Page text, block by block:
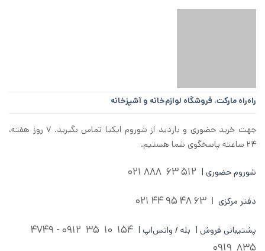
راه‌راه مارکت، فروشگاه لوازم‌خانه و آشپزخانه
جهت خرید حضوری و بازدید از شوروم ایکیا تماس بگیرید. ۷ روز هفته،
۲۴ ساعته پاسخگوی شما هستیم.
شوروم حضوری | 512 63 888 021
دفتر مرکزی |
63 48 95 44 021
پشتیبانی فروش | بله / واتس‌اپ | 154 10 35
835 0919